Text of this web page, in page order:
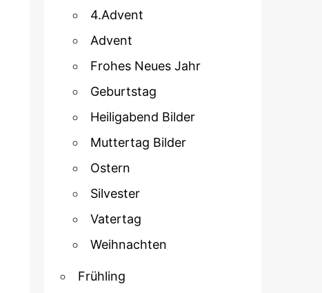
4.Advent
Advent
Frohes Neues Jahr
Geburtstag
Heiligabend Bilder
Muttertag Bilder
Ostern
Silvester
Vatertag
Weihnachten
Frühling